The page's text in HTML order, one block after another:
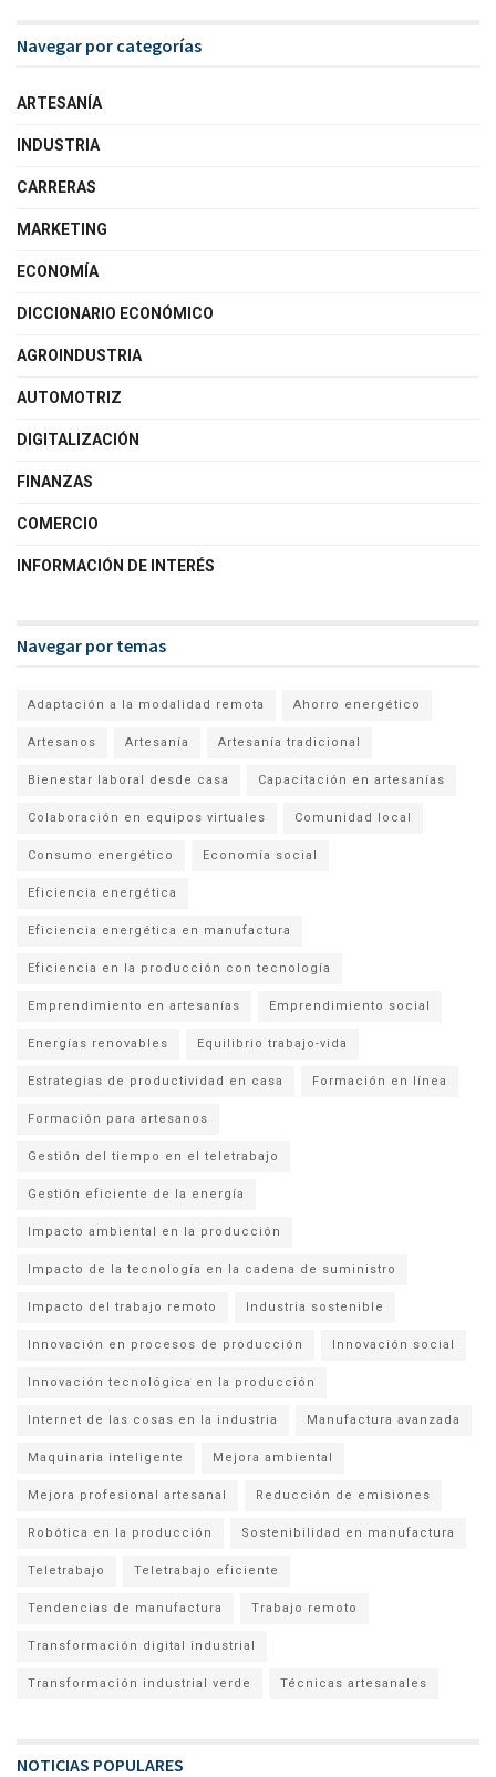
Navegar por categorías
ARTESANÍA
INDUSTRIA
CARRERAS
MARKETING
ECONOMÍA
DICCIONARIO ECONÓMICO
AGROINDUSTRIA
AUTOMOTRIZ
DIGITALIZACIÓN
FINANZAS
COMERCIO
INFORMACIÓN DE INTERÉS
Navegar por temas
Adaptación a la modalidad remota Ahorro energético
Artesanos Artesanía Artesanía tradicional
Bienestar laboral desde casa Capacitación en artesanías
Colaboración en equipos virtuales Comunidad local
Consumo energético Economía social
Eficiencia energética
Eficiencia energética en manufactura
Eficiencia en la producción con tecnología
Emprendimiento en artesanías Emprendimiento social
Energías renovables Equilibrio trabajo-vida
Estrategias de productividad en casa Formación en línea
Formación para artesanos
Gestión del tiempo en el teletrabajo
Gestión eficiente de la energía
Impacto ambiental en la producción
Impacto de la tecnología en la cadena de suministro
Impacto del trabajo remoto Industria sostenible
Innovación en procesos de producción Innovación social
Innovación tecnológica en la producción
Internet de las cosas en la industria Manufactura avanzada
Maquinaria inteligente Mejora ambiental
Mejora profesional artesanal Reducción de emisiones
Robótica en la producción Sostenibilidad en manufactura
Teletrabajo Teletrabajo eficiente
Tendencias de manufactura Trabajo remoto
Transformación digital industrial
Transformación industrial verde Técnicas artesanales
NOTICIAS POPULARES